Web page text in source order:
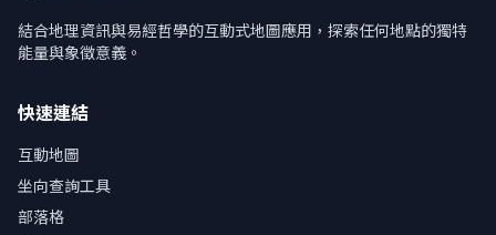
結合地理資訊與易經哲學的互動式地圖應用，探索任何地點的獨特
能量與象徵意義。
快速連結
互動地圖
坐向查詢工具
部落格